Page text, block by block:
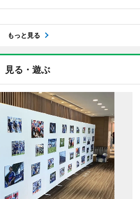
もっと見る
見る・遊ぶ